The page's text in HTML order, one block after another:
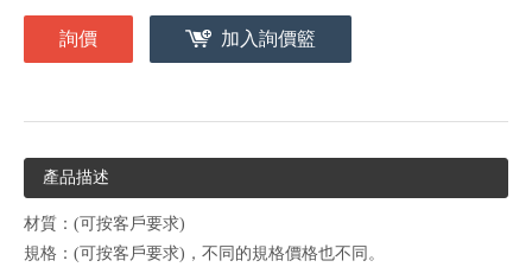
詢價 加入詢價籃
產品描述
材質：(可按客戶要求)
規格：(可按客戶要求)，不同的規格價格也不同。